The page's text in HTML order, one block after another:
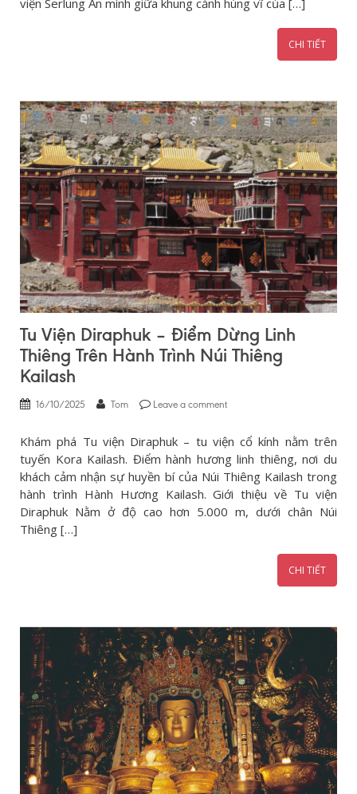
CHI TIẾT
Tu Viện Diraphuk – Điểm Dừng Linh
Thiêng Trên Hành Trình Núi Thiêng
Kailash
16/10/2025 Tom Leave a comment
Khám phá Tu viện Diraphuk – tu viện cổ kính nằm trên
tuyến Kora Kailash. Điểm hành hương linh thiêng, nơi du
khách cảm nhận sự huyền bí của Núi Thiêng Kailash trong
hành trình Hành Hương Kailash. Giới thiệu về Tu viện
Diraphuk Nằm ở độ cao hơn 5.000 m, dưới chân Núi
Thiêng […]
CHI TIẾT